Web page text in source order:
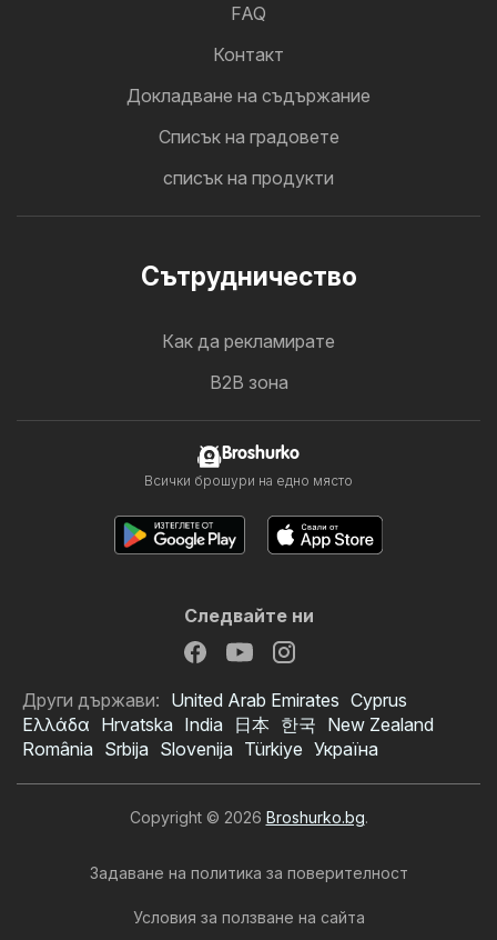
FAQ
Контакт
Докладване на съдържание
Cписък на градовете
списък на продукти
Cътрудничество
Как да рекламирате
B2B зона
Broshurko
Всички брошури на едно място
Следвайте ни
Други държави: United Arab Emirates Cyprus
Ελλάδα Hrvatska India 日本 한국 New Zealand
România Srbija Slovenija Türkiye Україна
Copyright © 2026 Broshurko.bg.
Задаване на политика за поверителност
Условия за ползване на сайта